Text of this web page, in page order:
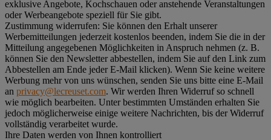
exklusive Angebote, Kochschauen oder anstehende Veranstaltungen
oder Werbeangebote speziell für Sie gibt.
Zustimmung widerrufen: Sie können den Erhalt unserer
Werbemitteilungen jederzeit kostenlos beenden, indem Sie die in der
Mitteilung angegebenen Möglichkeiten in Anspruch nehmen (z. B.
können Sie den Newsletter abbestellen, indem Sie auf den Link zum
Abbestellen am Ende jeder E-Mail klicken). Wenn Sie keine weitere
Werbung mehr von uns wünschen, senden Sie uns bitte eine E-Mail
an privacy@lecreuset.com. Wir werden Ihren Widerruf so schnell
wie möglich bearbeiten. Unter bestimmten Umständen erhalten Sie
jedoch möglicherweise einige weitere Nachrichten, bis der Widerruf
vollständig verarbeitet wurde.
Ihre Daten werden von Ihnen kontrolliert